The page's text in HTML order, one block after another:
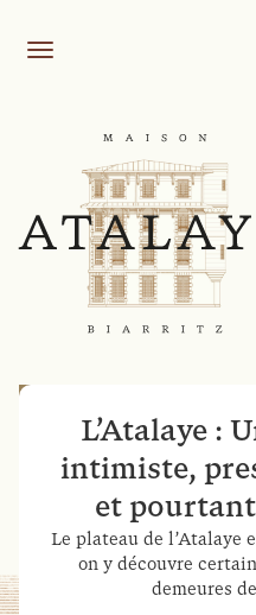
L’Atalaye :
intimiste,
et
Le plateau de l’Atalaye
on y découvre
demeures